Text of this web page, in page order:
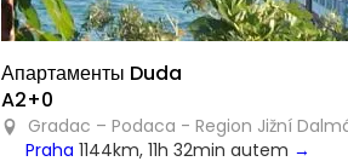
Апартаменты Duda
A2+0
Gradac – Podaca - Region Jižní
Praha 1144km, 11h 32min autem →